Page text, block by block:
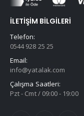
İLETIŞIM BILGILERI
Telefon:
0544 928 25 25
Email:
info@yatalak.com
Çalışma Saatleri:
Pzt - Cmt / 09:00 - 19:00